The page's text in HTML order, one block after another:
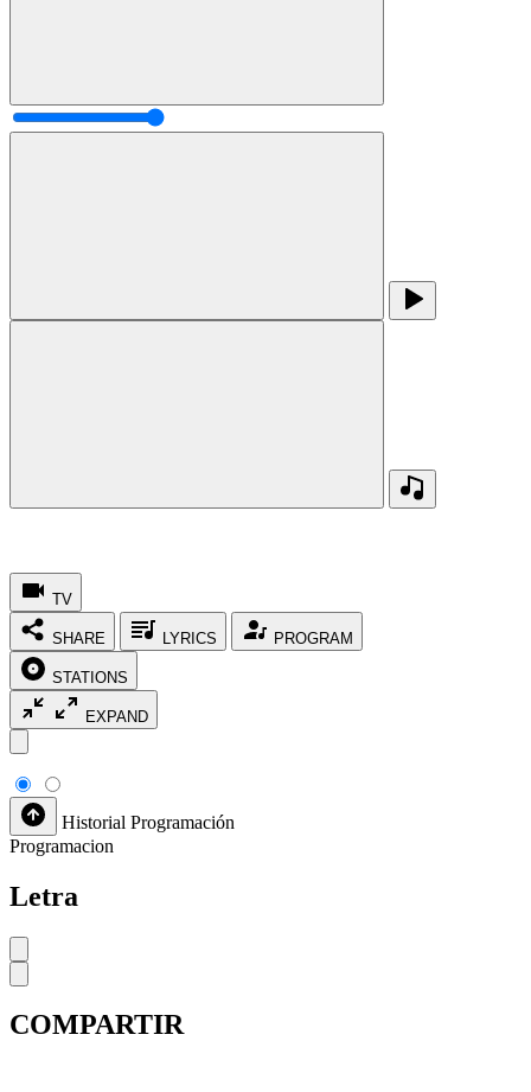
TV
SHARE LYRICS PROGRAM
STATIONS
EXPAND
Historial Programación
Programacion
Letra
COMPARTIR